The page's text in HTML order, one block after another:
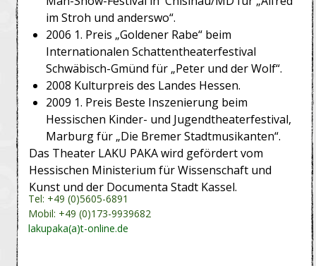
im Stroh und anderswo“.
2006 1. Preis „Goldener Rabe“ beim
Internationalen Schattentheaterfestival
Schwäbisch-Gmünd für „Peter und der Wolf“.
2008 Kulturpreis des Landes Hessen.
2009 1. Preis Beste Inszenierung beim
Hessischen Kinder- und Jugendtheaterfestival,
Marburg für „Die Bremer Stadtmusikanten“.
Das Theater LAKU PAKA wird gefördert vom
Hessischen Ministerium für Wissenschaft und
Kunst und der Documenta Stadt Kassel.
Tel: +49 (0)5605-6891
Mobil: +49 (0)173-9939682
lakupaka(a)t-online.de